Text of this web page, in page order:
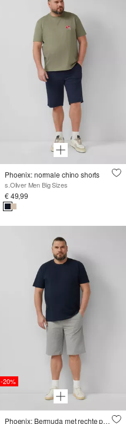
Phoenix: normale chino shorts
s.Oliver Men Big Sizes
€ 49,99
-20%
Phoenix: Bermuda met rechte pijp en structuur